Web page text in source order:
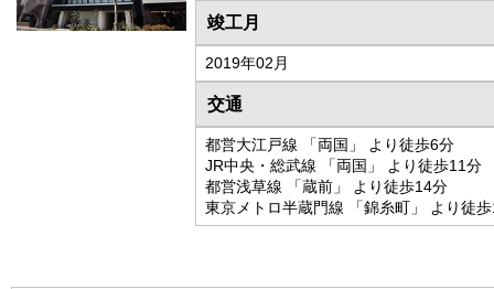
竣工月
2019年02月
交通
都営大江戸線 「両国」 より徒歩6分
JR中央・総武線 「両国」 より徒歩11分
都営浅草線 「蔵前」 より徒歩14分
東京メトロ半蔵門線 「錦糸町」 より徒